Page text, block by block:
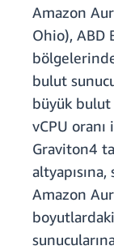
Amazon
Ohio), ABD
bulut
büyük bulut
vCPU
Graviton4
Amazon